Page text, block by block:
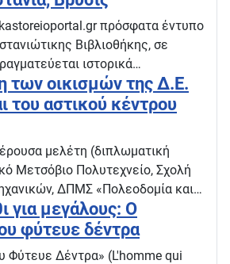
πρόσφατα έντυπο
Βιβλιοθήκης, σε
ιστορικά…
των οικισμών της Δ.Ε.
του αστικού κέντρου
μελέτη (διπλωματική
Μετσόβιο Πολυτεχνείο, Σχολή
ΔΠΜΣ «Πολεοδομία και…
για μεγάλους: Ο
φύτευε δέντρα
Φύτευε Δέντρα» (L'homme qui